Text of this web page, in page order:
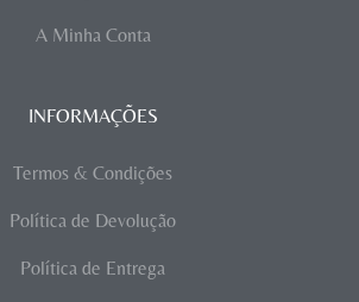
A Minha Conta
INFORMAÇÕES
Termos & Condições
Política de Devolução
Política de Entrega